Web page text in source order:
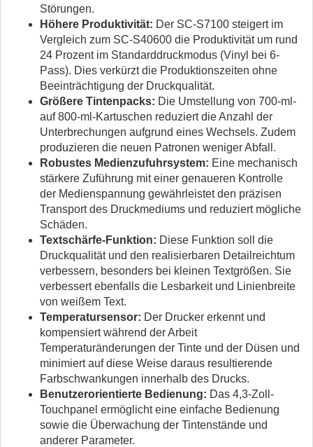
Störungen.
Höhere Produktivität: Der SC-S7100 steigert im
Vergleich zum SC-S40600 die Produktivität um rund
24 Prozent im Standarddruckmodus (Vinyl bei 6-
Pass). Dies verkürzt die Produktionszeiten ohne
Beeinträchtigung der Druckqualität.
Größere Tintenpacks: Die Umstellung von 700-ml-
auf 800-ml-Kartuschen reduziert die Anzahl der
Unterbrechungen aufgrund eines Wechsels. Zudem
produzieren die neuen Patronen weniger Abfall.
Robustes Medienzufuhrsystem: Eine mechanisch
stärkere Zuführung mit einer genaueren Kontrolle
der Medienspannung gewährleistet den präzisen
Transport des Druckmediums und reduziert mögliche
Schäden.
Textschärfe-Funktion: Diese Funktion soll die
Druckqualität und den realisierbaren Detailreichtum
verbessern, besonders bei kleinen Textgrößen. Sie
verbessert ebenfalls die Lesbarkeit und Linienbreite
von weißem Text.
Temperatursensor: Der Drucker erkennt und
kompensiert während der Arbeit
Temperaturänderungen der Tinte und der Düsen und
minimiert auf diese Weise daraus resultierende
Farbschwankungen innerhalb des Drucks.
Benutzerorientierte Bedienung: Das 4,3-Zoll-
Touchpanel ermöglicht eine einfache Bedienung
sowie die Überwachung der Tintenstände und
anderer Parameter.